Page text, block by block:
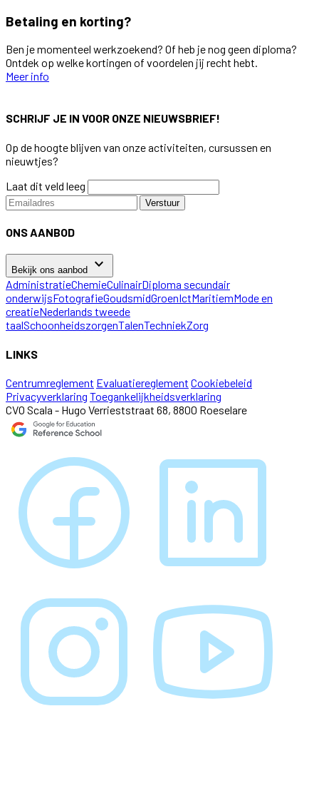
Betaling en korting?
Ben je momenteel werkzoekend? Of heb je nog geen diploma?
Ontdek op welke kortingen of voordelen jij recht hebt.
Meer info
SCHRIJF JE IN VOOR ONZE NIEUWSBRIEF!
Op de hoogte blijven van onze activiteiten, cursussen en
nieuwtjes?
Laat dit veld leeg
Verstuur
ONS AANBOD
Bekijk ons aanbod keyboard_arrow_down
AdministratieChemieCulinairDiploma secundair
onderwijsFotografieGoudsmidGroenIctMaritiemMode en
creatieNederlands tweede
taalSchoonheidszorgenTalenTechniekZorg
LINKS
Centrumreglement Evaluatiereglement Cookiebeleid
Privacyverklaring Toegankelijkheidsverklaring
CVO Scala - Hugo Verrieststraat 68, 8800 Roeselare